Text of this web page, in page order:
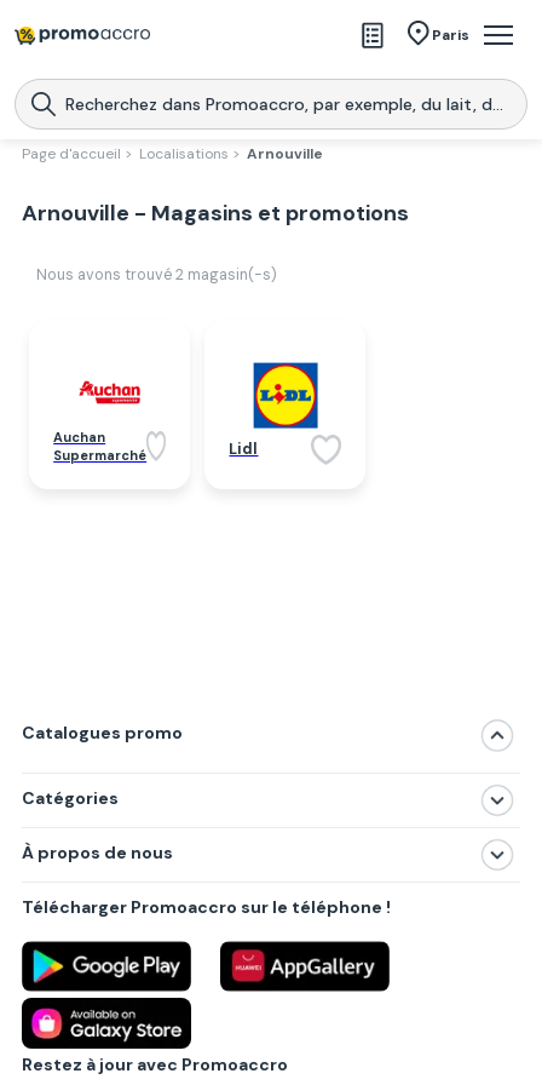
Paris
Magasins
Produits
Promoaccro
l'application
Page d'accueil > Localisations > Arnouville
Arnouville - Magasins et promotions
Nous avons trouvé 2 magasin(-s)
Auchan
Supermarché
Lidl
Catalogues promo
Catégories
Produits
Villes principales
À propos de nous
Politique de confidentialité
Règlements
Partenariat B2B
Blog
Contact
Télécharger Promoaccro sur le téléphone !
Restez à jour avec Promoaccro